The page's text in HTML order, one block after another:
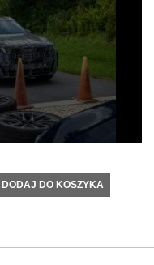
DODAJ DO KOSZYKA